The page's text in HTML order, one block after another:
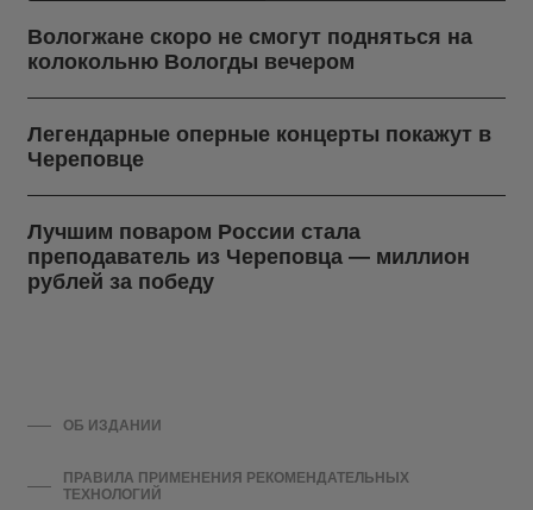
Вологжане скоро не смогут подняться на
колокольню Вологды вечером
Легендарные оперные концерты покажут в
Череповце
Лучшим поваром России стала
преподаватель из Череповца — миллион
рублей за победу
ОБ ИЗДАНИИ
ПРАВИЛА ПРИМЕНЕНИЯ РЕКОМЕНДАТЕЛЬНЫХ
ТЕХНОЛОГИЙ